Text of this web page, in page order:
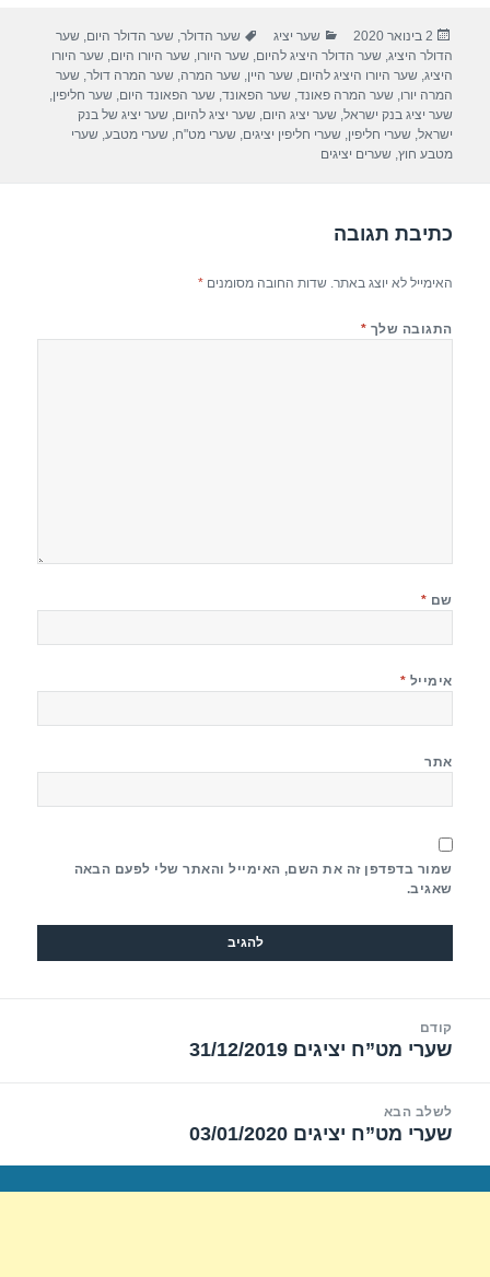
e
b
o
o
er
e
פורסם
בתאריך
2 בינואר 2020 קטגוריות
שער יציג תגיות
שער הדולר,שער הדולר היום,שער
הדולר היציג,שער הדולר היציג להיום,שער היורו,שער היורו היום,שער היורו
היציג,שער היורו היציג להיום,שער היין,שער המרה,שער המרה דולר,שער
המרה יורו,שער המרה פאונד,שער הפאונד,שער הפאונד היום,שער חליפין,
שער יציג בנק ישראל,שער יציג היום,שער יציג להיום,שער יציג של בנק
ישראל,שערי חליפין,שערי חליפין יציגים,שערי מט"ח,שערי מטבע,שערי
מטבע חוץ,שערים יציגים
כתיבת תגובה
האימייל לא יוצג באתר. שדות החובה מסומנים*
התגובה שלך *
שם *
אימייל *
אתר
שמור בדפדפן זה את השם, האימייל והאתר שלי לפעם הבאה
שאגיב.
קודם
הפוסט
שערי מט”ח יציגים 31/12/2019
לשלב הבא
הפוסט
שערי מט”ח יציגים 03/01/2020